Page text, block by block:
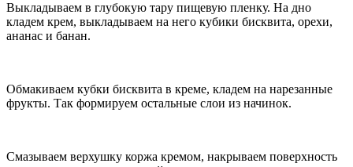
Выкладываем в глубокую тару пищевую пленку. На дно
кладем крем, выкладываем на него кубики бисквита, орехи,
ананас и банан.
Обмакиваем кубки бисквита в креме, кладем на нарезанные
фрукты. Так формируем остальные слои из начинок.
Смазываем верхушку коржа кремом, накрываем поверхность